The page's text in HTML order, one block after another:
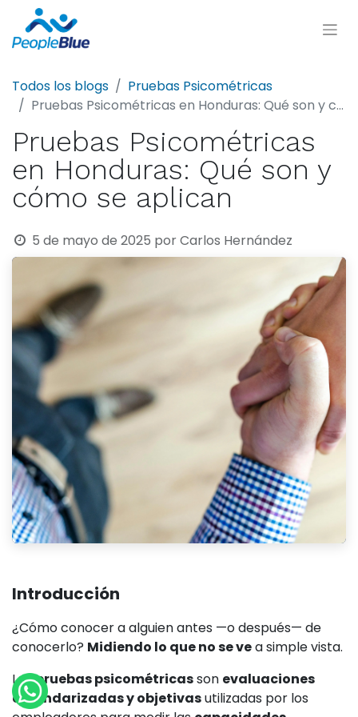
Todos los blogs
Pruebas Psicométricas
Pruebas Psicométricas en Honduras: Qué son y cómo se aplican
Pruebas Psicométricas
en Honduras: Qué son y
cómo se aplican
5 de mayo de 2025 porCarlos Hernández
Introducción
¿Cómo conocer a alguien antes —o después— de
conocerlo? Midiendo lo que no se vea simple vista.
Laspruebas psicométricasson evaluaciones
estandarizadas y objetivasutilizadas por los